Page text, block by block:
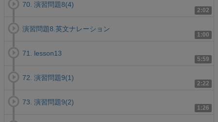
2:02
70. 演習問題8(4)
1:00
演習問題8.英文ナレーション
5:59
71. lesson13
2:22
72. 演習問題9(1)
1:26
73. 演習問題9(2)